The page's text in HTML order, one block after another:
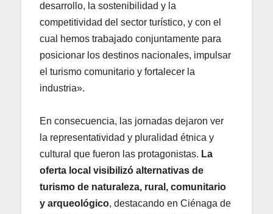
desarrollo, la sostenibilidad y la
competitividad del sector turístico, y con el
cual hemos trabajado conjuntamente para
posicionar los destinos nacionales, impulsar
el turismo comunitario y fortalecer la
industria».
En consecuencia, las jornadas dejaron ver
la representatividad y pluralidad étnica y
cultural que fueron las protagonistas. La
oferta local visibilizó alternativas de
turismo de naturaleza, rural, comunitario
y arqueológico, destacando en Ciénaga de